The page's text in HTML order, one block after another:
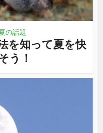
の話題
を知って夏を快
う！